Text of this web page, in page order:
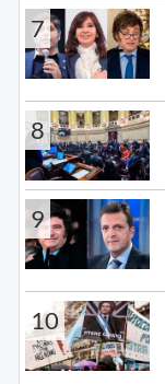
7
8
9
10